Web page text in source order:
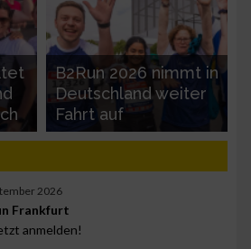
B2Run 2026 nimmt in
Deutschland weiter
Fahrt auf
2026
Frankfurt
anmelden!